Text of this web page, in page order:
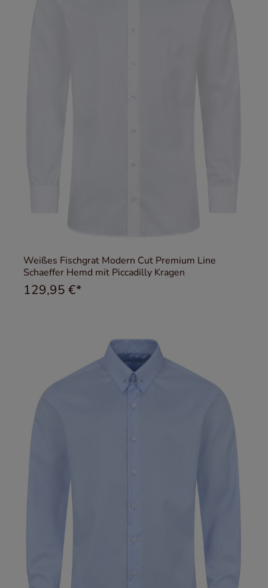
Weißes Fischgrat Modern Cut Premium Line
Schaeffer Hemd mit Piccadilly Kragen
129,95 €*